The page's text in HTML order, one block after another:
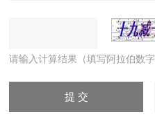
请输入计算结果（填写阿拉伯数